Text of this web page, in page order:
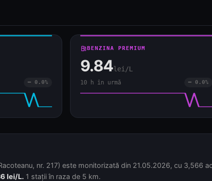
━ 0.0%
local_gas_stationBENZINA PREMIUM
9.84lei/L
10 h în urmă ━ 0.0%
nr. 217) este monitorizată din 21.05.2026, cu 3,566
lei/L. 1 stații în raza de 5 km.